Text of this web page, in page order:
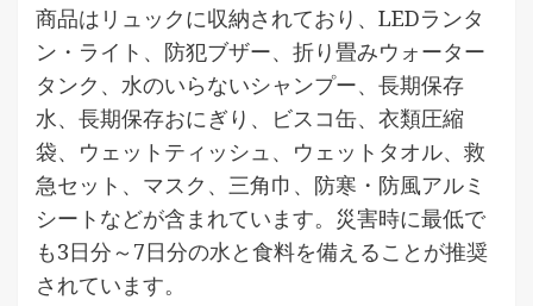
商品はリュックに収納されており、LEDランタ
ン・ライト、防犯ブザー、折り畳みウォーター
タンク、水のいらないシャンプー、長期保存
水、長期保存おにぎり、ビスコ缶、衣類圧縮
袋、ウェットティッシュ、ウェットタオル、救
急セット、マスク、三角巾、防寒・防風アルミ
シートなどが含まれています。災害時に最低で
も3日分～7日分の水と食料を備えることが推奨
されています。